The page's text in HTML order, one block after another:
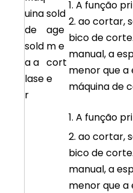
uina
de
sold
a a
lase
r
sold
age
m e
cort
e
1. A função
2. ao cortar,
bico de
manual, a
menor que a
máquina de
1. A função
2. ao cortar,
bico de
manual, a
menor que a